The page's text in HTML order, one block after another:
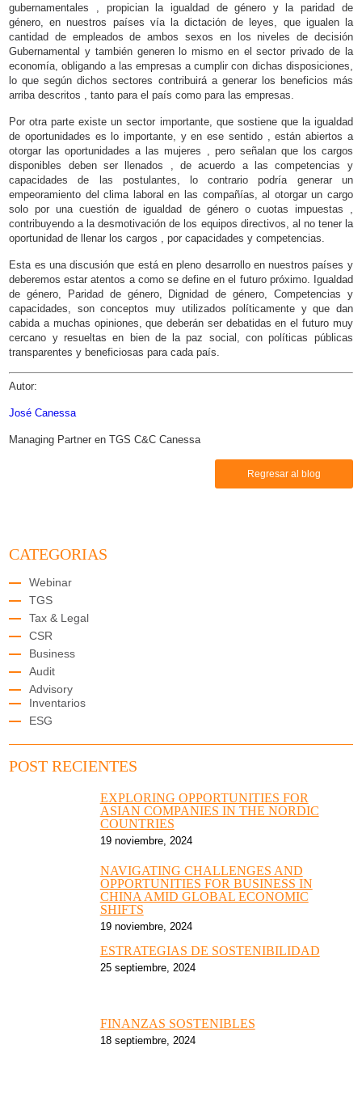
gubernamentales , propician la igualdad de género y la paridad de
género, en nuestros países vía la dictación de leyes, que igualen la
cantidad de empleados de ambos sexos en los niveles de decisión
Gubernamental y también generen lo mismo en el sector privado de la
economía, obligando a las empresas a cumplir con dichas disposiciones,
lo que según dichos sectores contribuirá a generar los beneficios más
arriba descritos , tanto para el país como para las empresas.
Por otra parte existe un sector importante, que sostiene que la igualdad
de oportunidades es lo importante, y en ese sentido , están abiertos a
otorgar las oportunidades a las mujeres , pero señalan que los cargos
disponibles deben ser llenados , de acuerdo a las competencias y
capacidades de las postulantes, lo contrario podría generar un
empeoramiento del clima laboral en las compañías, al otorgar un cargo
solo por una cuestión de igualdad de género o cuotas impuestas ,
contribuyendo a la desmotivación de los equipos directivos, al no tener la
oportunidad de llenar los cargos , por capacidades y competencias.
Esta es una discusión que está en pleno desarrollo en nuestros países y
deberemos estar atentos a como se define en el futuro próximo. Igualdad
de género, Paridad de género, Dignidad de género, Competencias y
capacidades, son conceptos muy utilizados políticamente y que dan
cabida a muchas opiniones, que deberán ser debatidas en el futuro muy
cercano y resueltas en bien de la paz social, con políticas públicas
transparentes y beneficiosas para cada país.
Autor:
José Canessa
Managing Partner en TGS C&C Canessa
Regresar al blog
CATEGORIAS
Webinar
TGS
Tax & Legal
CSR
Business
Audit
Advisory
Inventarios
ESG
POST RECIENTES
EXPLORING OPPORTUNITIES FOR
ASIAN COMPANIES IN THE NORDIC
COUNTRIES
19 noviembre, 2024
NAVIGATING CHALLENGES AND
OPPORTUNITIES FOR BUSINESS IN
CHINA AMID GLOBAL ECONOMIC
SHIFTS
19 noviembre, 2024
ESTRATEGIAS DE SOSTENIBILIDAD
25 septiembre, 2024
FINANZAS SOSTENIBLES
18 septiembre, 2024